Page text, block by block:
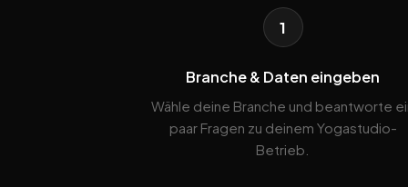
1
Branche & Daten eingeben
Wähle deine Branche und beantworte
paar Fragen zu deinem Yogastudio-
Betrieb.